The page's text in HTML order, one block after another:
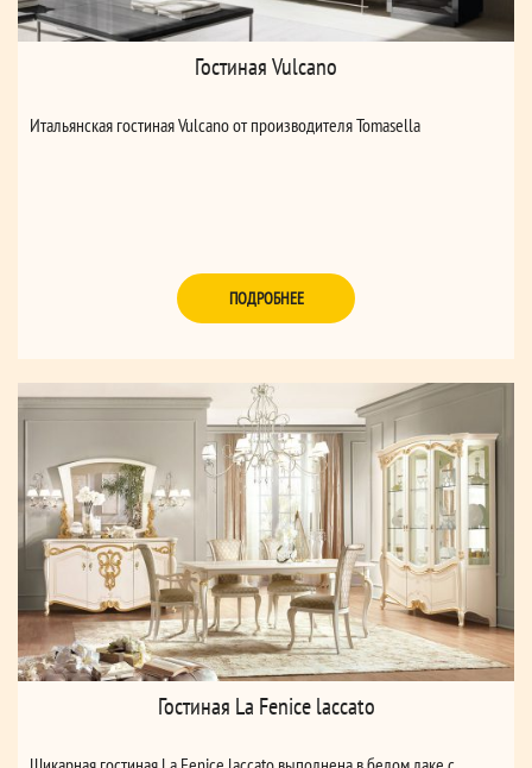
Гостиная Vulcano
Итальянская гостиная Vulcano от производителя Tomasella
ПОДРОБНЕЕ
Гостиная La Fenice laccato